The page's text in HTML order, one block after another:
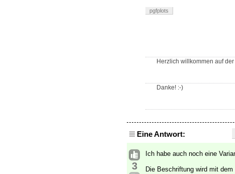
pgfplots
Herzlich willkommen auf der
Danke! :-)
Eine Antwort:
3
Ich habe auch noch eine
Die Beschriftung wird mit dem